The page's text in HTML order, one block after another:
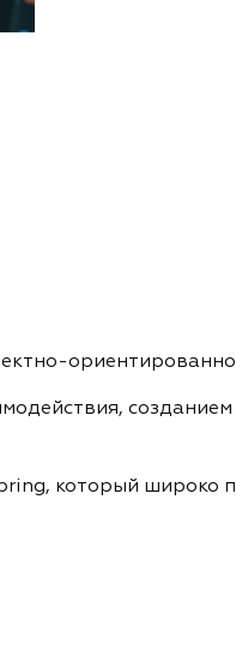
который широко